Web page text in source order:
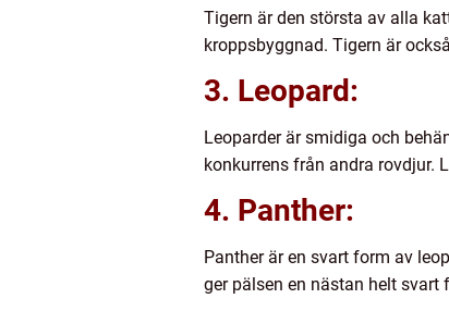
Tigern är den största av alla
kroppsbyggnad. Tigern är
3. Leopard:
Leoparder är smidiga och
konkurrens från andra rovdjur.
4. Panther:
Panther är en svart form av
ger pälsen en nästan helt svart